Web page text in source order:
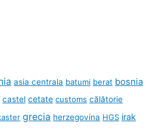
asia centrala batumi berat bosnia
castel cetate customs călătorie
grecia herzegovina HGS irak